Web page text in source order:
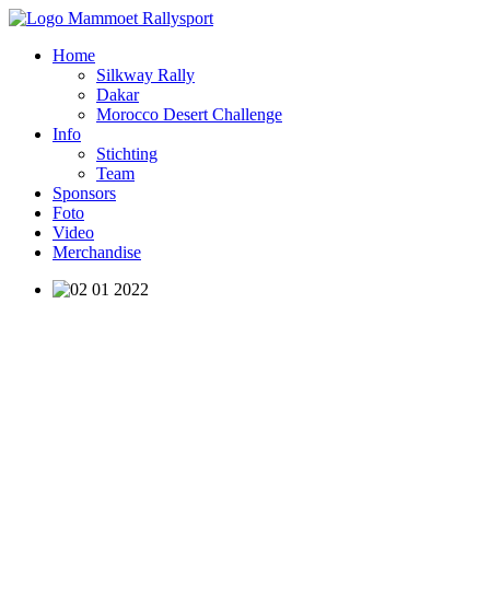
Home
Silkway Rally
Dakar
Morocco Desert Challenge
Info
Stichting
Team
Sponsors
Foto
Video
Merchandise